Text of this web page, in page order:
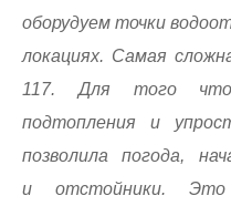
оборудуем точки
локациях. Самая
117. Для того
подтопления и
позволила погода,
и отстойники.